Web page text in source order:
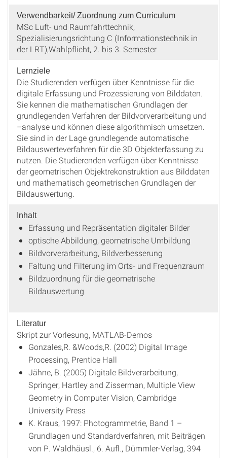
Verwendbarkeit/ Zuordnung zum Curriculum
MSc Luft- und Raumfahrttechnik,
Spezialisierungsrichtung C (Informationstechnik in
der LRT),Wahlpflicht, 2. bis 3. Semester
Lernziele
Die Studierenden verfügen über Kenntnisse für die
digitale Erfassung und Prozessierung von Bilddaten.
Sie kennen die mathematischen Grundlagen der
grundlegenden Verfahren der Bildvorverarbeitung und
–analyse und können diese algorithmisch umsetzen.
Sie sind in der Lage grundlegende automatische
Bildauswerteverfahren für die 3D Objekterfassung zu
nutzen. Die Studierenden verfügen über Kenntnisse
der geometrischen Objektrekonstruktion aus Bilddaten
und mathematisch geometrischen Grundlagen der
Bildauswertung.
Inhalt
Erfassung und Repräsentation digitaler Bilder
optische Abbildung, geometrische Umbildung
Bildvorverarbeitung, Bildverbesserung
Faltung und Filterung im Orts- und Frequenzraum
Bildzuordnung für die geometrische
Bildauswertung
Literatur
Skript zur Vorlesung, MATLAB-Demos
Gonzales,R. &Woods,R. (2002) Digital Image
Processing, Prentice Hall
Jähne, B. (2005) Digitale Bildverarbeitung,
Springer, Hartley and Zisserman, Multiple View
Geometry in Computer Vision, Cambridge
University Press
K. Kraus, 1997: Photogrammetrie, Band 1 –
Grundlagen und Standardverfahren, mit Beiträgen
von P. Waldhäusl., 6. Aufl., Dümmler-Verlag, 394